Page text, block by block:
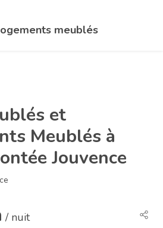
meublés
et
Meublés à
Jouvence
/ nuit